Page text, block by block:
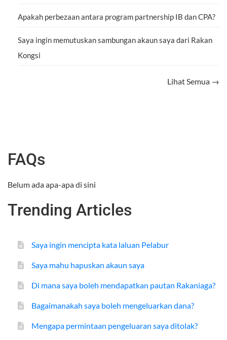
Apakah perbezaan antara program partnership IB dan CPA?
Saya ingin memutuskan sambungan akaun saya dari Rakan
Kongsi
Lihat Semua →
FAQs
Belum ada apa-apa di sini
Trending Articles
Saya ingin mencipta kata laluan Pelabur
Saya mahu hapuskan akaun saya
Di mana saya boleh mendapatkan pautan Rakaniaga?
Bagaimanakah saya boleh mengeluarkan dana?
Mengapa permintaan pengeluaran saya ditolak?